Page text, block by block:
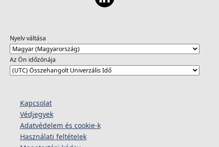
Nyelv váltása
Az Ön időzónája
Kapcsolat
Védjegyek
Adatvédelem és cookie-k
Használati feltételek